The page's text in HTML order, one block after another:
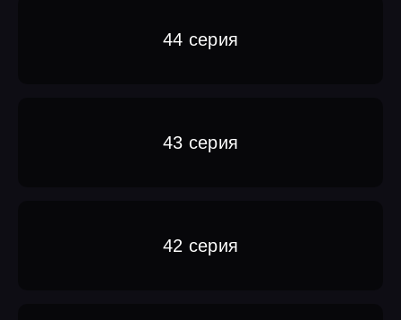
44 серия
43 серия
42 серия